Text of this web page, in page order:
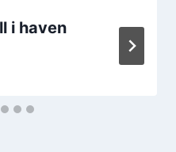
i haven